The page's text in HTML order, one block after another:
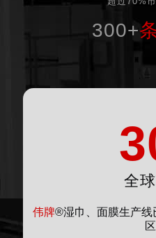
300+
全
伟牌®湿巾、面膜生产线
区